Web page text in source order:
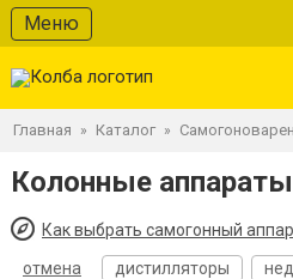
Меню
Главная » Каталог »
Колонные
Как выбрать самогонный
отмена
дистилляторы